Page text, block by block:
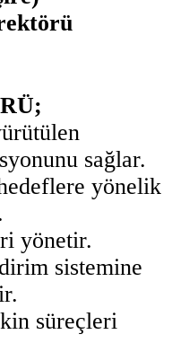
sağlar.
yönelik
yönetir.
sistemine
süreçleri